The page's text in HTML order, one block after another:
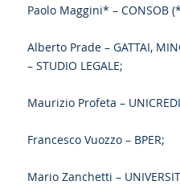
Paolo Maggini* – CONSOB
Alberto Prade – GATTAI,
– STUDIO LEGALE;
Maurizio Profeta –
Francesco Vuozzo – BPER;
Mario Zanchetti –